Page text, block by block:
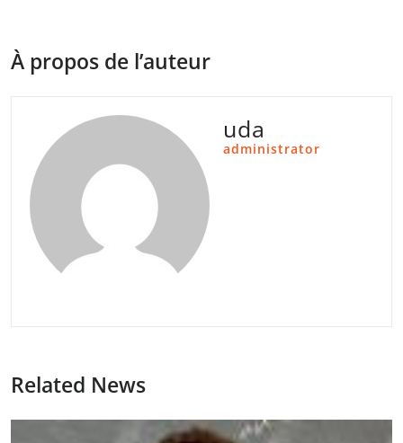
À propos de l’auteur
uda
administrator
Related News